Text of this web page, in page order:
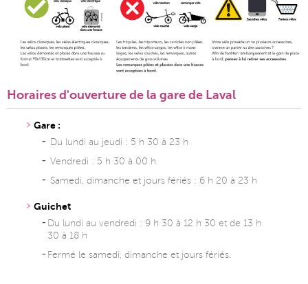
Horaires d'ouverture de la gare de Laval
Gare :
Du lundi au jeudi : 5 h 30 à 23 h
Vendredi : 5 h 30 à 00 h
Samedi, dimanche et jours fériés : 6 h 20 à 23 h
Guichet
Du lundi au vendredi : 9 h 30 à 12 h 30 et de 13 h
30 à 18 h
Fermé le samedi, dimanche et jours fériés.